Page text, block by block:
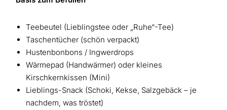
Teebeutel (Lieblingstee oder „Ruhe“-Tee)
Taschentücher (schön verpackt)
Hustenbonbons / Ingwerdrops
Wärmepad (Handwärmer) oder kleines
Kirschkernkissen (Mini)
Lieblings-Snack (Schoki, Kekse, Salzgebäck – je
nachdem, was tröstet)